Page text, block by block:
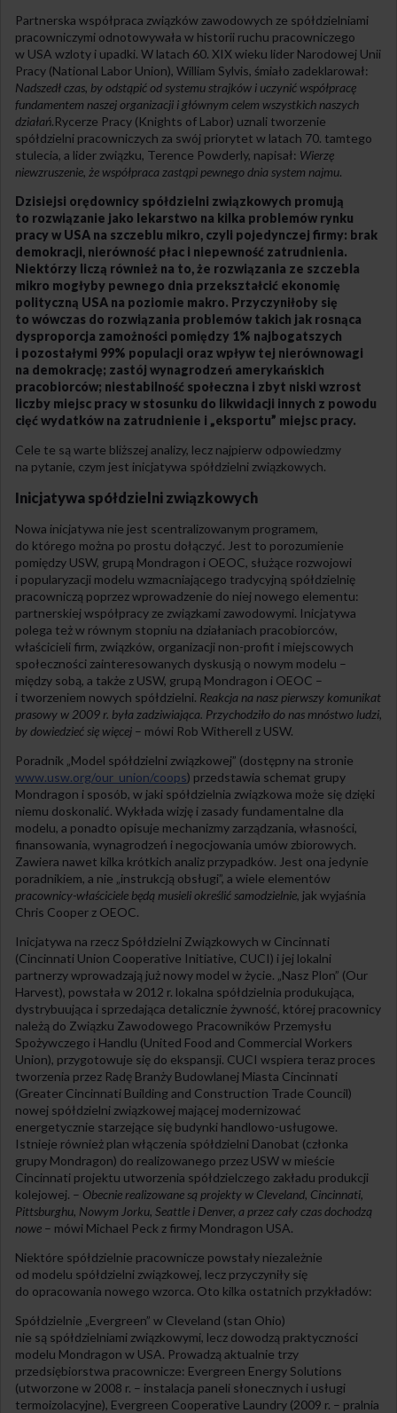
Partnerska współpraca związków zawodowych ze spółdzielniami
pracowniczymi odnotowywała w historii ruchu pracowniczego
w USA wzloty i upadki. W latach 60. XIX wieku lider Narodowej Unii
Pracy (National Labor Union), William Sylvis, śmiało zadeklarował:
Nadszedł czas, by odstąpić od systemu strajków i uczynić współpracę
fundamentem naszej organizacji i głównym celem wszystkich naszych
działań.Rycerze Pracy (Knights of Labor) uznali tworzenie
spółdzielni pracowniczych za swój priorytet w latach 70. tamtego
stulecia, a lider związku, Terence Powderly, napisał: Wierzę
niewzruszenie, że współpraca zastąpi pewnego dnia system najmu.
Dzisiejsi orędownicy spółdzielni związkowych promują
to rozwiązanie jako lekarstwo na kilka problemów rynku
pracy w USA na szczeblu mikro, czyli pojedynczej firmy: brak
demokracji, nierówność płac i niepewność zatrudnienia.
Niektórzy liczą również na to, że rozwiązania ze szczebla
mikro mogłyby pewnego dnia przekształcić ekonomię
polityczną USA na poziomie makro. Przyczyniłoby się
to wówczas do rozwiązania problemów takich jak rosnąca
dysproporcja zamożności pomiędzy 1% najbogatszych
i pozostałymi 99% populacji oraz wpływ tej nierównowagi
na demokrację; zastój wynagrodzeń amerykańskich
pracobiorców; niestabilność społeczna i zbyt niski wzrost
liczby miejsc pracy w stosunku do likwidacji innych z powodu
cięć wydatków na zatrudnienie i „eksportu” miejsc pracy.
Cele te są warte bliższej analizy, lecz najpierw odpowiedzmy
na pytanie, czym jest inicjatywa spółdzielni związkowych.
Inicjatywa spółdzielni związkowych
Nowa inicjatywa nie jest scentralizowanym programem,
do którego można po prostu dołączyć. Jest to porozumienie
pomiędzy USW, grupą Mondragon i OEOC, służące rozwojowi
i popularyzacji modelu wzmacniającego tradycyjną spółdzielnię
pracowniczą poprzez wprowadzenie do niej nowego elementu:
partnerskiej współpracy ze związkami zawodowymi. Inicjatywa
polega też w równym stopniu na działaniach pracobiorców,
właścicieli firm, związków, organizacji non-profit i miejscowych
społeczności zainteresowanych dyskusją o nowym modelu –
między sobą, a także z USW, grupą Mondragon i OEOC –
i tworzeniem nowych spółdzielni. Reakcja na nasz pierwszy komunikat
prasowy w 2009 r. była zadziwiająca. Przychodziło do nas mnóstwo ludzi,
by dowiedzieć się więcej – mówi Rob Witherell z USW.
Poradnik „Model spółdzielni związkowej” (dostępny na stronie
www.usw.org/our_union/coops) przedstawia schemat grupy
Mondragon i sposób, w jaki spółdzielnia związkowa może się dzięki
niemu doskonalić. Wykłada wizję i zasady fundamentalne dla
modelu, a ponadto opisuje mechanizmy zarządzania, własności,
finansowania, wynagrodzeń i negocjowania umów zbiorowych.
Zawiera nawet kilka krótkich analiz przypadków. Jest ona jedynie
poradnikiem, a nie „instrukcją obsługi”, a wiele elementów
pracownicy-właściciele będą musieli określić samodzielnie, jak wyjaśnia
Chris Cooper z OEOC.
Inicjatywa na rzecz Spółdzielni Związkowych w Cincinnati
(Cincinnati Union Cooperative Initiative, CUCI) i jej lokalni
partnerzy wprowadzają już nowy model w życie. „Nasz Plon” (Our
Harvest), powstała w 2012 r. lokalna spółdzielnia produkująca,
dystrybuująca i sprzedająca detalicznie żywność, której pracownicy
należą do Związku Zawodowego Pracowników Przemysłu
Spożywczego i Handlu (United Food and Commercial Workers
Union), przygotowuje się do ekspansji. CUCI wspiera teraz proces
tworzenia przez Radę Branży Budowlanej Miasta Cincinnati
(Greater Cincinnati Building and Construction Trade Council)
nowej spółdzielni związkowej mającej modernizować
energetycznie starzejące się budynki handlowo-usługowe.
Istnieje również plan włączenia spółdzielni Danobat (członka
grupy Mondragon) do realizowanego przez USW w mieście
Cincinnati projektu utworzenia spółdzielczego zakładu produkcji
kolejowej. – Obecnie realizowane są projekty w Cleveland, Cincinnati,
Pittsburghu, Nowym Jorku, Seattle i Denver, a przez cały czas dochodzą
nowe – mówi Michael Peck z firmy Mondragon USA.
Niektóre spółdzielnie pracownicze powstały niezależnie
od modelu spółdzielni związkowej, lecz przyczyniły się
do opracowania nowego wzorca. Oto kilka ostatnich przykładów:
Spółdzielnie „Evergreen” w Cleveland (stan Ohio)
nie są spółdzielniami związkowymi, lecz dowodzą praktyczności
modelu Mondragon w USA. Prowadzą aktualnie trzy
przedsiębiorstwa pracownicze: Evergreen Energy Solutions
(utworzone w 2008 r. – instalacja paneli słonecznych i usługi
termoizolacyjne), Evergreen Cooperative Laundry (2009 r. – pralnia